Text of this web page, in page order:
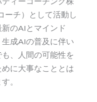
ーチ）として活動し
のAIとマインド
生成AIの普及に伴い
、人間の可能性を
めに大事なこととは
。